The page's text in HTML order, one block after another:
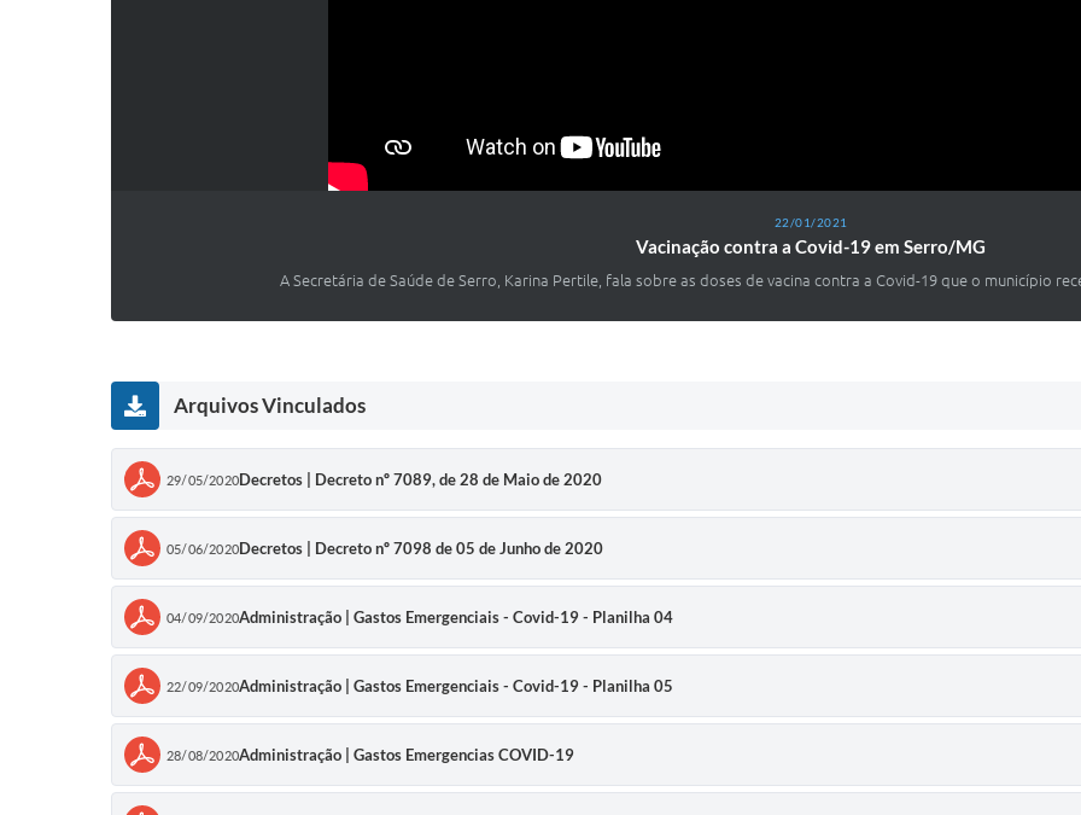
22/01/2021
Vacinação contra a Covid-19 em Serro/MG
A Secretária de Saúde de Serro, Karina Pertile, fala sobre as doses de vacina contra a Covid-19 que o município
Arquivos Vinculados
29/05/2020Decretos | Decreto nº 7089, de 28 de Maio de 2020
05/06/2020Decretos | Decreto nº 7098 de 05 de Junho de 2020
04/09/2020Administração | Gastos Emergenciais - Covid-19 - Planilha 04
22/09/2020Administração | Gastos Emergenciais - Covid-19 - Planilha 05
28/08/2020Administração | Gastos Emergencias COVID-19